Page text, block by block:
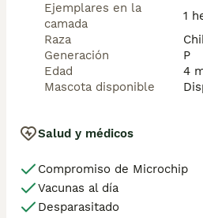
🚙 Hacemos envíos
📌 Calle Roger de Flor 45, muy
de Barcelona, de Lunes a
Se entregan con sus vacunas,
sanitaria y contrato de
y factura.
Ejemplares en la
camada
1
Raza
Generación
P
Edad
4
Mascota disponible
Salud y médicos
Compromiso de Microchip
Vacunas al día
Desparasitado